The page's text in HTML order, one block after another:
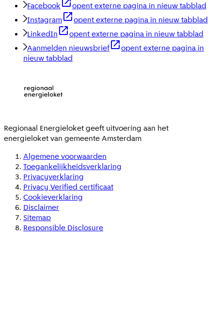
Facebook
opent externe pagina in nieuw tabblad
Instagram
opent externe pagina in nieuw tabblad
LinkedIn
opent externe pagina in nieuw tabblad
Aanmelden nieuwsbrief
opent externe pagina in
nieuw tabblad
Regionaal Energieloketgeeft uitvoering aan het
energieloket van gemeenteAmsterdam
Algemene voorwaarden
Toegankelijkheidsverklaring
Privacyverklaring
Privacy Verified certificaat
Cookieverklaring
Disclaimer
Sitemap
Responsible Disclosure